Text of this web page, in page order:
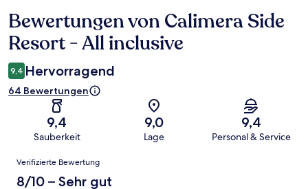
Bewertungen
Bewertungen von Calimera Side
Resort - All inclusive
9,4 Hervorragend
64 Bewertungen
9,4
Sauberkeit
9,0
Lage
9,4
Personal & Service
Bewertungen
Verifizierte Bewertung
8/10 – Sehr gut